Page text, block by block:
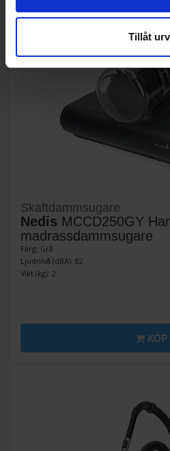
Tillåt
Skaftdammsugare
Nedis MCCD250GY
madrassdammsugare
Färg: Grå
Ljudnivå (dBA): 82
Vikt (kg): 2
KÖP